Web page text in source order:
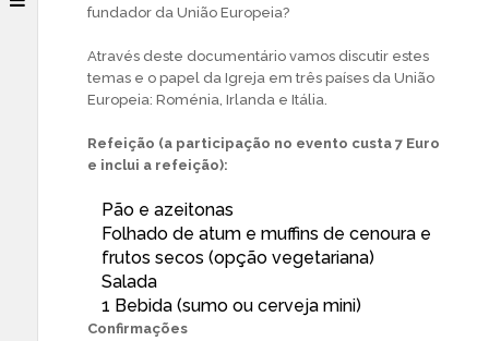
fundador da União Europeia?
Através deste documentário vamos discutir estes
temas e o papel da Igreja em três países da União
Europeia: Roménia, Irlanda e Itália.
Refeição (a participação no evento custa 7 Euro
e inclui a refeição):
Pão e azeitonas
Folhado de atum e muffins de cenoura e
frutos secos (opção vegetariana)
Salada
1 Bebida (sumo ou cerveja mini)
Confirmações